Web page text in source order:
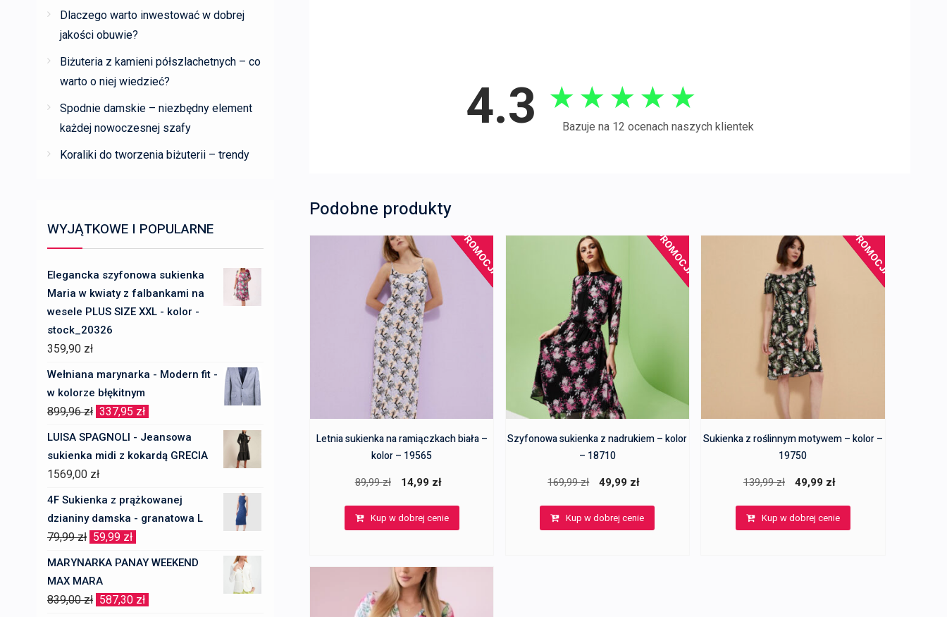
4.3 ★ ★ ★ ★ ★
Bazuje na 12 ocenach naszych klientek
Podobne produkty
PROMOCJA!
Letnia sukienka na ramiączkach biała –
kolor – 19565
89,99zł
Pierwotna
wynosiła:
14,99 zł
wynosi:
Kup w dobrej cenie
PROMOCJA!
Szyfonowa sukienka z nadrukiem – kolor
– 18710
169,99zł
Pierwotna
wynosiła:
49,99 zł
Kup w dobrej cenie
PROMOCJA!
Sukienka z roślinnym motywem – kolor –
19750
139,99zł
Pierwotna
wynosiła:
49,99 zł
Kup w dobrej cenie
Dlaczego warto inwestować w dobrej
jakości obuwie?
Biżuteria z kamieni półszlachetnych – co
warto o niej wiedzieć?
Spodnie damskie – niezbędny element
każdej nowoczesnej szafy
Koraliki do tworzenia biżuterii – trendy
WYJĄTKOWE I POPULARNE
Elegancka szyfonowa sukienka
Maria w kwiaty z falbankami na
wesele PLUS SIZE XXL - kolor -
stock_20326
359,90 zł
Wełniana marynarka - Modern fit -
w kolorze błękitnym
899,96zł Pierwotna
cena
wynosiła:
899,96 zł.
337,95 zł
wynosi:
LUISA SPAGNOLI - Jeansowa
sukienka midi z kokardą GRECIA
1569,00 zł
4F Sukienka z prążkowanej
dzianiny damska - granatowa L
79,99zł Pierwotna
cena
wynosiła:
79,99 zł.
59,99 zł
cena
59,99 zł.
MARYNARKA PANAY WEEKEND
MAX MARA
839,00zł Pierwotna
587,30 zł